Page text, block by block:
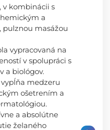
v kombinácii s
a
masážou
vypracovaná na
v spolupráci s
a biológov.
medzeru
ošetrením a
a absolútne
želaného